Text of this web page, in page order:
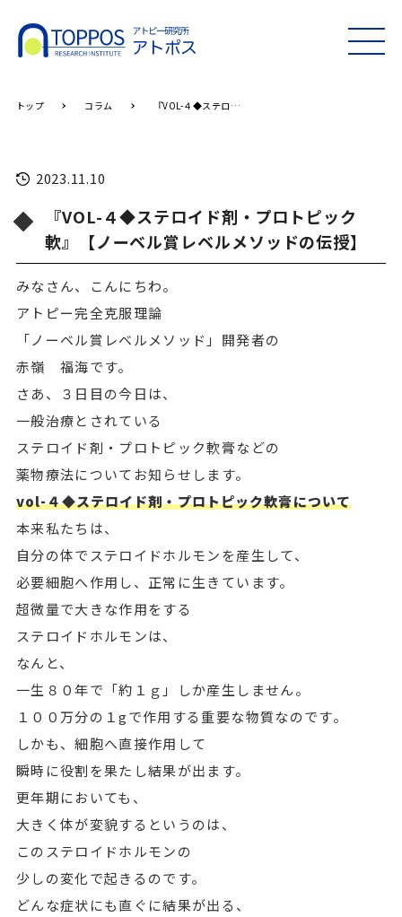
MEN
トップ コラム 『VOL-４◆ステロイド剤・プロトピック軟』【ノーベル賞レベルメソッドの伝授】
2023.11.10
『VOL-４◆ステロイド剤・プロトピック
軟』【ノーベル賞レベルメソッドの伝授】
みなさん、こんにちわ。
アトピー完全克服理論
「ノーベル賞レベルメソッド」開発者の
赤嶺 福海です。
さあ、３日目の今日は、
一般治療とされている
ステロイド剤・プロトピック軟膏などの
薬物療法についてお知らせします。
vol-４◆ステロイド剤・プロトピック軟膏について
本来私たちは、
自分の体でステロイドホルモンを産生して、
必要細胞へ作用し、正常に生きています。
超微量で大きな作用をする
ステロイドホルモンは、
なんと、
一生８０年で「約１ｇ」しか産生しません。
１００万分の１gで作用する重要な物質なのです。
しかも、細胞へ直接作用して
瞬時に役割を果たし結果が出ます。
更年期においても、
大きく体が変貌するというのは、
このステロイドホルモンの
少しの変化で起きるのです。
どんな症状にも直ぐに結果が出る、